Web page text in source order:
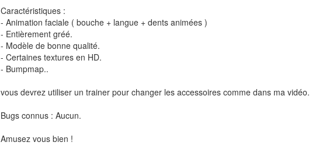
Caractéristiques :
- Animation faciale ( bouche + langue + dents animées )
- Entièrement gréé.
- Modèle de bonne qualité.
- Certaines textures en HD.
- Bumpmap..
vous devrez utiliser un trainer pour changer les accessoires comme dans ma vidéo.
Bugs connus : Aucun.
Amusez vous bien !